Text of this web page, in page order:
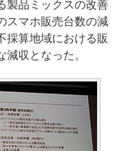
製品ミックスの改善
スマホ販売台数の減
採算地域における販
収となった。